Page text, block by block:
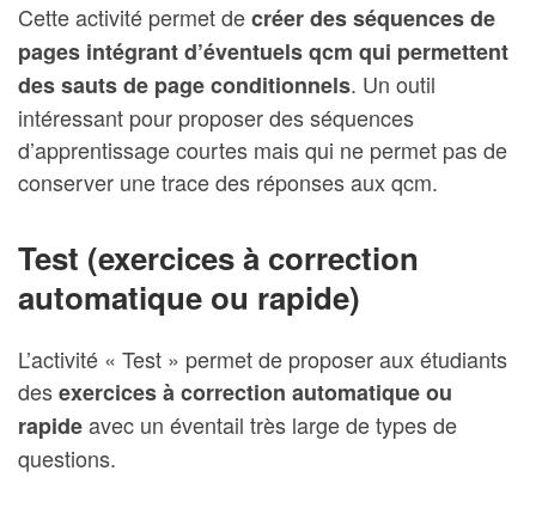
Cette activité permet decréer desséquences de
pages intégrant d’éventuels qcm qui permettent
des sauts de page conditionnels. Un outil
intéressant pour proposer des séquences
d’apprentissage courtes mais qui ne permet pas de
conserver une trace des réponses aux qcm.
Test (exercices à correction
automatique ou rapide)
L’activité « Test » permet de proposer aux étudiants
desexercices à correction automatique ou
rapideavec un éventail très large de types de
questions.